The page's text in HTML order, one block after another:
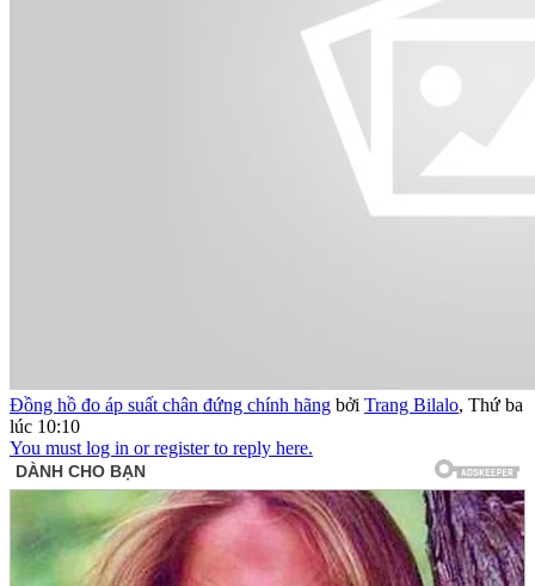
Đồng hồ đo áp suất chân đứng chính hãng bởi Trang Bilalo, Thứ ba
lúc 10:10
You must log in or register to reply here.